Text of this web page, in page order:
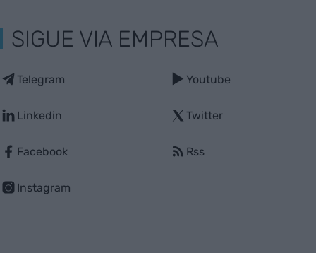
SIGUE VIA EMPRESA
Telegram
Linkedin
Facebook
Instagram
Youtube
Twitter
Rss